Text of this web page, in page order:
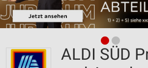
ALDI SÜD